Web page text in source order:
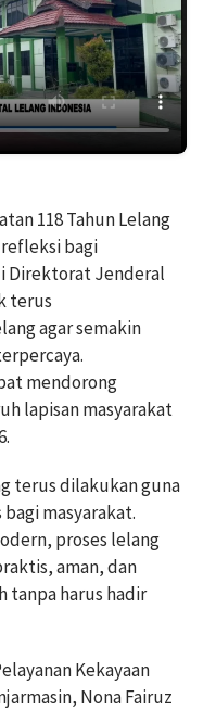
118 Tahun Lelang
bagi
Direktorat Jenderal
terus
agar semakin
mendorong
lapisan masyarakat
terus dilakukan guna
masyarakat.
proses lelang
aman, dan
tanpa harus hadir
Kekayaan
Nona Fairuz